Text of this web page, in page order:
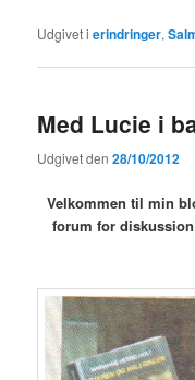
Udgivet i erindringer,
Med Lucie i
Udgivet den28/10/2012
Velkommen til min
forum for